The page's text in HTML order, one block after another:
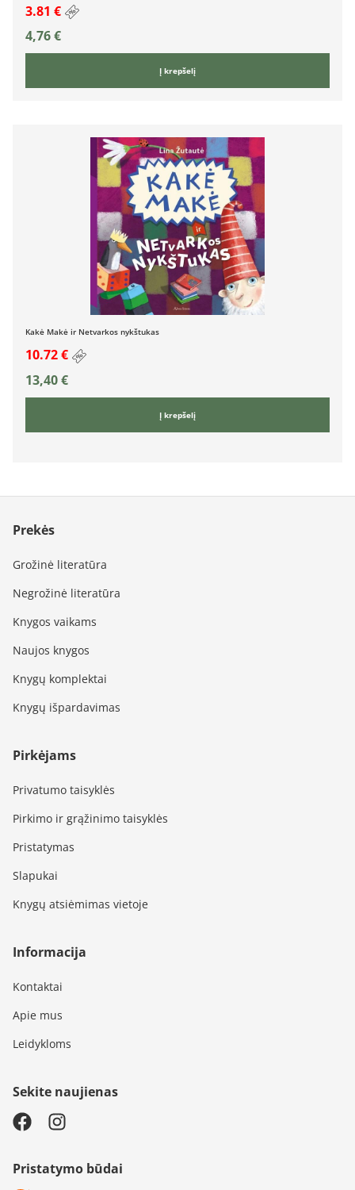
3.81 €
4,76€
Į krepšelį
Kakė Makė ir Netvarkos nykštukas
10.72 €
13,40€
Į krepšelį
Prekės
Grožinė literatūra
Negrožinė literatūra
Knygos vaikams
Naujos knygos
Knygų komplektai
Knygų išpardavimas
Pirkėjams
Privatumo taisyklės
Pirkimo ir grąžinimo taisyklės
Pristatymas
Slapukai
Knygų atsiėmimas vietoje
Informacija
Kontaktai
Apie mus
Leidykloms
Sekite naujienas
Pristatymo būdai